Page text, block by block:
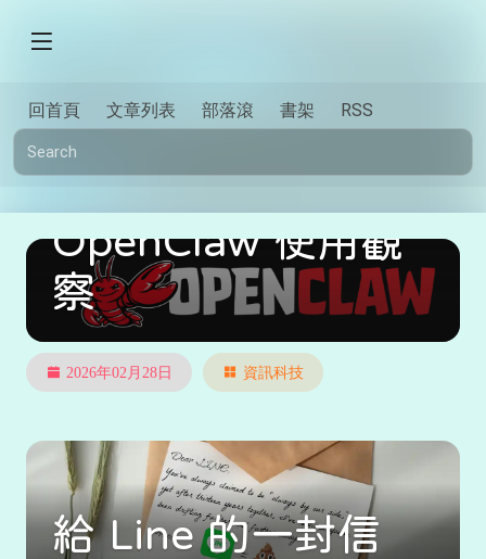
回首頁 文章列表 部落滾 書架 RSS
OpenClaw 使用觀
察
2026年02月28日 資訊科技
給 Line 的一封信